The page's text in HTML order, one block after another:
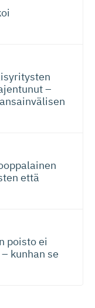
–
että
poisto ei
kunhan se